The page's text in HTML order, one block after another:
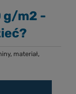
g/m2 -
, materiał,